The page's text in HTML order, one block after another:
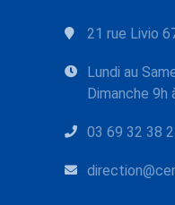
21 rue Livio
Lundi au
Dimanche 9h
03 69 32 38